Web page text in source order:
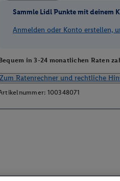
Sammle Lidl Punkte mit deinem
Anmelden oder Konto erstellen,
in 3-24 monatlichen Raten
Zum Ratenrechner und rechtliche
100348071